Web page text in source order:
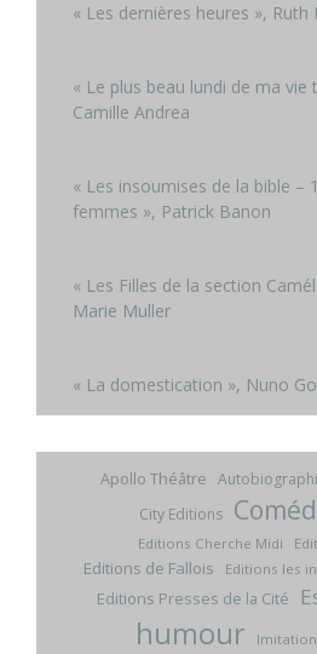
« Les dernières heures », Ruth
« Le plus beau lundi de ma vie
Camille Andrea
« Les insoumises de la bible –
femmes », Patrick Banon
« Les Filles de la section
Marie Muller
« La domestication », Nuno
Apollo Théâtre
City Editions
Editions Cherche Midi
Editions de Fallois Editions les
Editions Presses de la Cité
humour Imitation